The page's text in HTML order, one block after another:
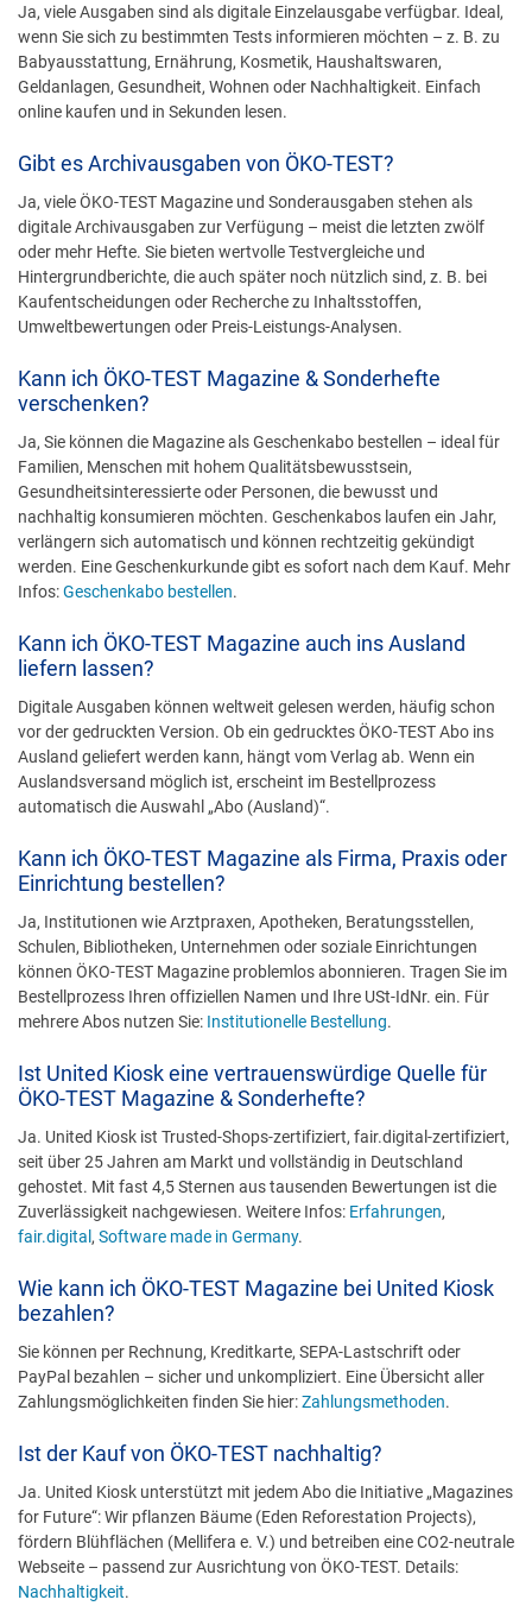
Ja, viele Ausgaben sind als digitale Einzelausgabe verfügbar. Ideal,
wenn Sie sich zu bestimmten Tests informieren möchten – z. B. zu
Babyausstattung, Ernährung, Kosmetik, Haushaltswaren,
Geldanlagen, Gesundheit, Wohnen oder Nachhaltigkeit. Einfach
online kaufen und in Sekunden lesen.
Gibt es Archivausgaben von ÖKO-TEST?
Ja, viele ÖKO-TEST Magazine und Sonderausgaben stehen als
digitale Archivausgaben zur Verfügung – meist die letzten zwölf
oder mehr Hefte. Sie bieten wertvolle Testvergleiche und
Hintergrundberichte, die auch später noch nützlich sind, z. B. bei
Kaufentscheidungen oder Recherche zu Inhaltsstoffen,
Umweltbewertungen oder Preis-Leistungs-Analysen.
Kann ich ÖKO-TEST Magazine & Sonderhefte
verschenken?
Ja, Sie können die Magazine als Geschenkabo bestellen – ideal für
Familien, Menschen mit hohem Qualitätsbewusstsein,
Gesundheitsinteressierte oder Personen, die bewusst und
nachhaltig konsumieren möchten. Geschenkabos laufen ein Jahr,
verlängern sich automatisch und können rechtzeitig gekündigt
werden. Eine Geschenkurkunde gibt es sofort nach dem Kauf. Mehr
Infos:Geschenkabo bestellen.
Kann ich ÖKO-TEST Magazine auch ins Ausland
liefern lassen?
Digitale Ausgaben können weltweit gelesen werden, häufig schon
vor der gedruckten Version. Ob ein gedrucktes ÖKO-TEST Abo ins
Ausland geliefert werden kann, hängt vom Verlag ab. Wenn ein
Auslandsversand möglich ist, erscheint im Bestellprozess
automatisch die Auswahl „Abo (Ausland)“.
Kann ich ÖKO-TEST Magazine als Firma, Praxis oder
Einrichtung bestellen?
Ja, Institutionen wie Arztpraxen, Apotheken, Beratungsstellen,
Schulen, Bibliotheken, Unternehmen oder soziale Einrichtungen
können ÖKO-TEST Magazine problemlos abonnieren. Tragen Sie im
Bestellprozess Ihren offiziellen Namen und Ihre USt-IdNr. ein. Für
mehrere Abos nutzen Sie: Institutionelle Bestellung.
Ist United Kiosk eine vertrauenswürdige Quelle für
ÖKO-TEST Magazine & Sonderhefte?
Ja. United Kiosk ist Trusted-Shops-zertifiziert, fair.digital-zertifiziert,
seit über 25 Jahren am Markt und vollständig in Deutschland
gehostet. Mit fast 4,5 Sternen aus tausenden Bewertungen ist die
Zuverlässigkeit nachgewiesen. Weitere Infos: Erfahrungen,
fair.digital, Software made in Germany.
Wie kann ich ÖKO-TEST Magazine bei United Kiosk
bezahlen?
Sie können per Rechnung, Kreditkarte, SEPA-Lastschrift oder
PayPal bezahlen – sicher und unkompliziert. Eine Übersicht aller
Zahlungsmöglichkeiten finden Sie hier:Zahlungsmethoden.
Ist der Kauf von ÖKO-TEST nachhaltig?
Ja. United Kiosk unterstützt mit jedem Abo die Initiative „Magazines
for Future“: Wir pflanzen Bäume (Eden Reforestation Projects),
fördern Blühflächen (Mellifera e. V.) und betreiben eine CO2-neutrale
Webseite – passend zur Ausrichtung von ÖKO-TEST. Details:
Nachhaltigkeit.